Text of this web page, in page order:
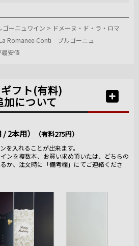
ゴーニュワイン > ドメーヌ・ド・ラ・ロマ
Romanee-Conti ブルゴーニュ
最安値
ギフト(有料)
加について
2本用） （有料275円）
を入れることが出来ます。
ンを複数本、お買い求め頂いたは、どちらの
か、注文時に「備考欄」にてご連絡くださ